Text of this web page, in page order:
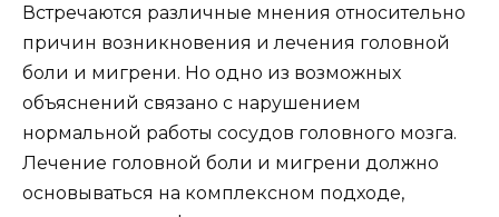
Встречаются различные мнения относительно
причин возникновения и лечения головной
боли и мигрени. Но одно из возможных
объяснений связано с нарушением
нормальной работы сосудов головного мозга.
Лечение головной боли и мигрени должно
основываться на комплексном подходе,